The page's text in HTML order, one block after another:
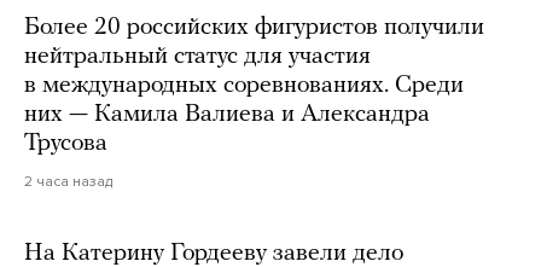
Более 20 российских фигуристов получили
нейтральный статус для участия
в международных соревнованиях. Среди
них — Камила Валиева и Александра
Трусова
2 часа назад
На Катерину Гордееву завели дело